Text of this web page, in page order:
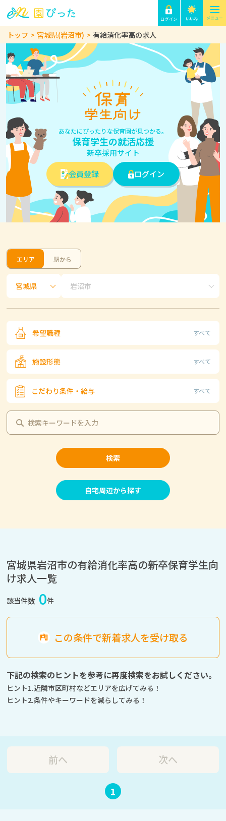
トップ 宮城県(岩沼市) 有給消化率高の求人
あなたにぴったりな保育園が見つかる。
保育学生の就活応援
新卒採用サイト
会員登録
ログイン
エリア 駅から
希望職種 すべて
施設形態 すべて
こだわり条件・給与 すべて
検索
自宅周辺から探す
宮城県岩沼市の有給消化率高の新卒保育学生向
け求人一覧
該当件数 0件
この条件で新着求人を受け取る
下記の検索のヒントを参考に再度検索をお試しください。
ヒント1.近隣市区町村などエリアを広げてみる！
ヒント2.条件やキーワードを減らしてみる！
前へ
1
次へ